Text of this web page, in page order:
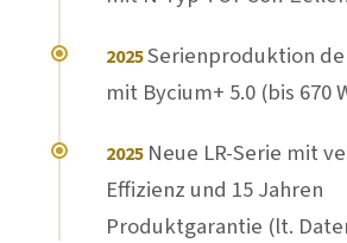
2025Serienproduktion
mit Bycium+ 5.0 (bis 670
2025 Neue LR-Serie mit
Effizienz und 15 Jahren
Produktgarantie (lt.